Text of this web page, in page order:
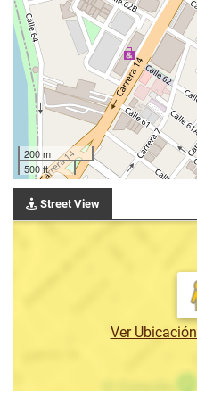
200 m
500 ft
Street View
Ver Ubicación